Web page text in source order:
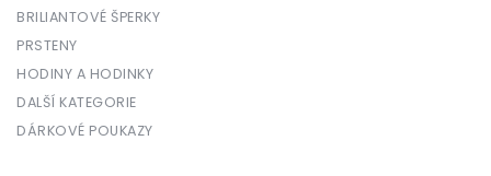
BRILIANTOVÉ ŠPERKY
PRSTENY
HODINY A HODINKY
DALŠÍ KATEGORIE
DÁRKOVÉ POUKAZY